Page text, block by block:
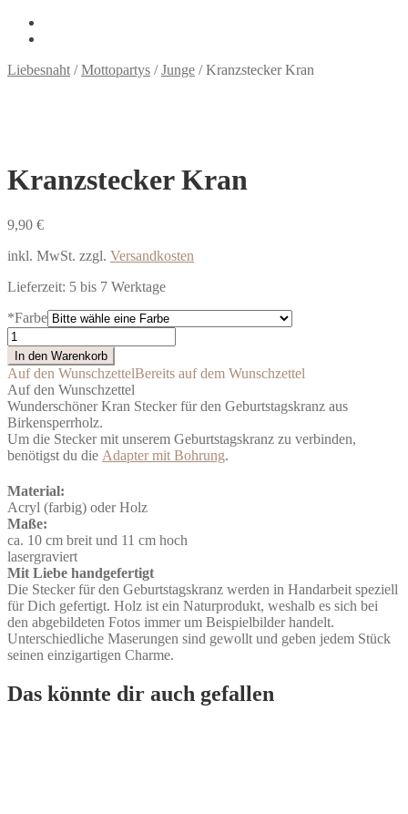
Liebesnaht /Mottopartys /Junge /Kranzstecker Kran
Kranzstecker Kran
9,90 €
inkl. MwSt. zzgl. Versandkosten
Lieferzeit: 5 bis 7 Werktage
*Farbe
Kranzstecker
Kran
Menge
In den Warenkorb
Auf den WunschzettelBereits auf dem Wunschzettel
Auf den Wunschzettel
Wunderschöner Kran Stecker für den Geburtstagskranz aus
Birkensperrholz.
Um die Stecker mit unserem Geburtstagskranz zu verbinden,
benötigst du die Adapter mit Bohrung.
Material:
Acryl (farbig) oder Holz
Maße:
ca. 10 cm breit und 11 cm hoch
lasergraviert
Mit Liebe handgefertigt
Die Stecker für den Geburtstagskranz werden in Handarbeit speziell
für Dich gefertigt. Holz ist ein Naturprodukt, weshalb es sich bei
den abgebildeten Fotos immer um Beispielbilder handelt.
Unterschiedliche Maserungen sind gewollt und geben jedem Stück
seinen einzigartigen Charme.
Das könnte dir auch gefallen